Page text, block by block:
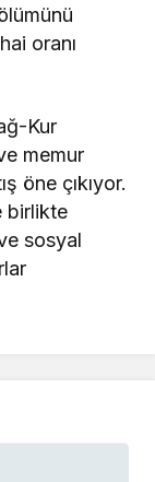
oranı
Kur
memur
öne çıkıyor.
birlikte
sosyal